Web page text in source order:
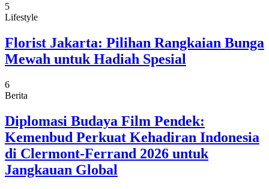
5
Lifestyle
Florist Jakarta: Pilihan Rangkaian Bunga
Mewah untuk Hadiah Spesial
6
Berita
Diplomasi Budaya Film Pendek:
Kemenbud Perkuat Kehadiran Indonesia
di Clermont-Ferrand 2026 untuk
Jangkauan Global